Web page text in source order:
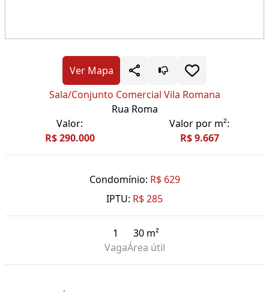
Ver Mapa
Sala/Conjunto Comercial Vila Romana
Rua Roma
Valor:
R$ 290.000
Valor por m²:
R$ 9.667
Condomínio: R$ 629
IPTU: R$ 285
1
Vaga
30 m²
Área útil